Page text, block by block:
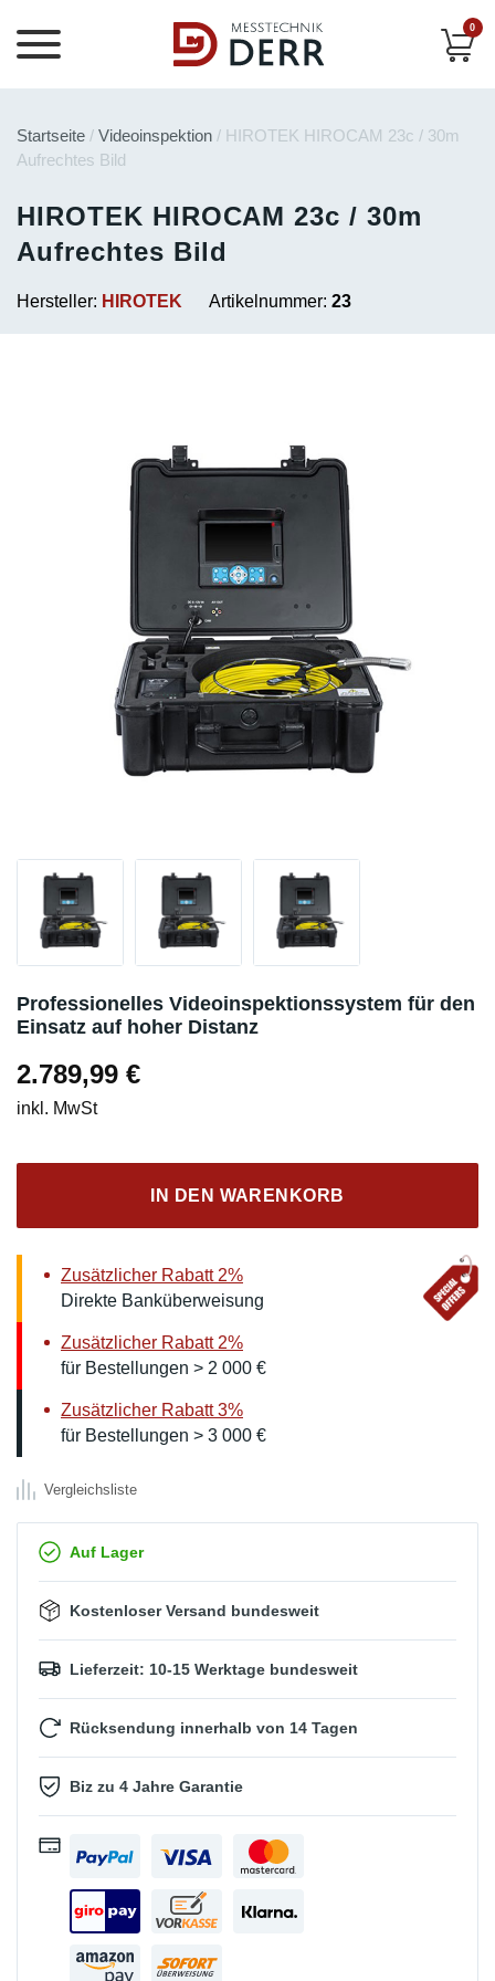
0
Startseite / Videoinspektion / HIROTEK HIROCAM 23c / 30m
Aufrechtes Bild
HIROTEK HIROCAM 23c / 30m
Aufrechtes Bild
Hersteller: HIROTEK Artikelnummer: 23
Professionelles Videoinspektionssystem für den
Einsatz auf hoher Distanz
2.789,99 €
inkl. MwSt
IN DEN WARENKORB
Zusätzlicher Rabatt 2%
Direkte Banküberweisung
Zusätzlicher Rabatt 2%
für Bestellungen > 2 000 €
Zusätzlicher Rabatt 3%
für Bestellungen > 3 000 €
Vergleichsliste
Auf Lager
Kostenloser Versand bundesweit
Lieferzeit: 10-15 Werktage bundesweit
Rücksendung innerhalb von 14 Tagen
Biz zu 4 Jahre Garantie